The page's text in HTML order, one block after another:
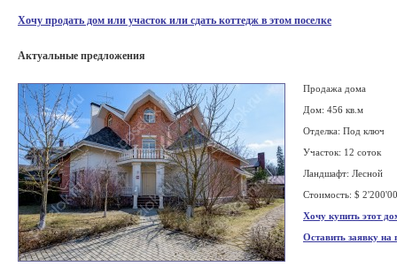
Хочу продать дом или участок или сдать коттедж в этом поселке
Актуальные предложения
Продажа дома
Дом: 456 кв.м
Отделка: Под ключ
Участок: 12 соток
Ландшафт: Лесной
Стоимость: $
Хочу купить этот
Оставить заявку на